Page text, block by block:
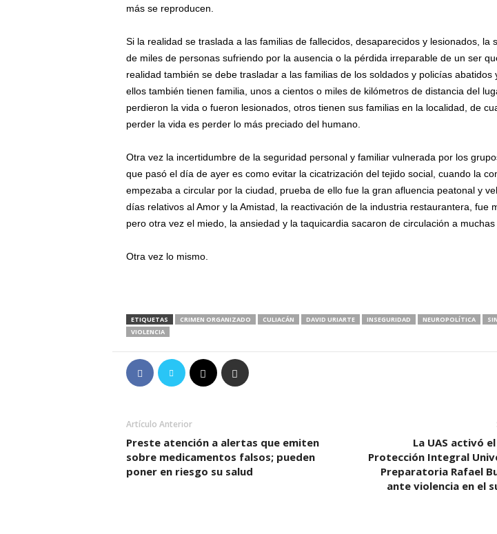
más se reproducen.
Si la realidad se traslada a las familias de fallecidos, desaparecidos y lesionados, la
de miles de personas sufriendo por la ausencia o la pérdida irreparable de un ser
realidad también se debe trasladar a las familias de los soldados y policías abatidos
ellos también tienen familia, unos a cientos o miles de kilómetros de distancia del
perdieron la vida o fueron lesionados, otros tienen sus familias en la localidad, de
perder la vida es perder lo más preciado del humano.
Otra vez la incertidumbre de la seguridad personal y familiar vulnerada por los
que pasó el día de ayer es como evitar la cicatrización del tejido social, cuando la
empezaba a circular por la ciudad, prueba de ello fue la gran afluencia peatonal y
días relativos al Amor y la Amistad, la reactivación de la industria restaurantera, fue
pero otra vez el miedo, la ansiedad y la taquicardia sacaron de circulación a muchas
Otra vez lo mismo.
ETIQUETAS CRIMEN ORGANIZADO CULIACÁN DAVID URIARTE INSEGURIDAD NEUROPOLÍTICA
VIOLENCIA
Artículo Anterior
Preste atención a alertas que emiten
sobre medicamentos falsos; pueden
poner en riesgo su salud
La UAS activó
Protección Integral
Preparatoria Rafael
ante violencia en el